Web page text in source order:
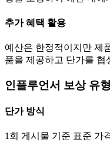
추가 혜택 활용
예산은 한정적이지만 제
품을 제공하고 단가를 협
인플루언서 보상 유형
단가방식
1회 게시물 기준 표준 가